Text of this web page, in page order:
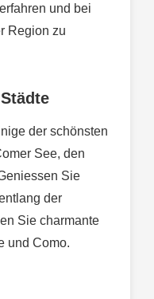
und bei
Region zu
der schönsten
See, den
Sie
der
Sie charmante
und Como.